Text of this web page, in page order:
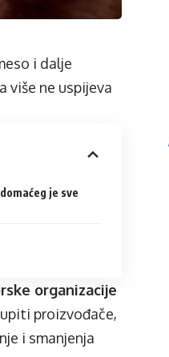
i dalje
više ne uspijeva
je sve
organizacije
proizvođače,
i smanjenja